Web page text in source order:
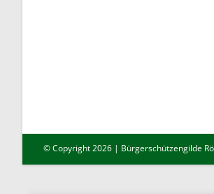
© Copyright 2026 | Bürgerschützengilde